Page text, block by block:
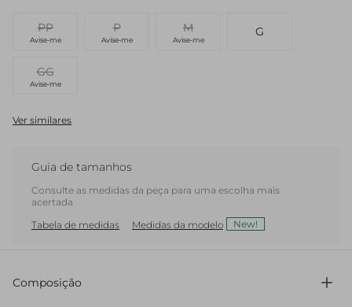
PP
Avise-me
P
Avise-me
M
Avise-me
G
GG
Avise-me
Ver similares
Guia de tamanhos
Consulte as medidas da peça para uma escolha mais
acertada
Tabela de medidas
Medidas da modelo New!
Composição